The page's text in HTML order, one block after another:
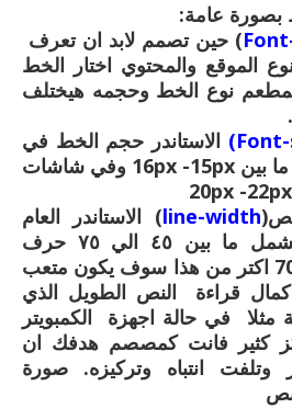
بصورة عامة:
) حين تصمم لابد ان تعرف
الموقع والمحتوي اختار الخط
نوع الخط وحجمه هيختلف
الاستاندر حجم الخط في
شاشات الهواتف يكون ما بين 16px -15px وفي شاشات
line-width) الاستاندر العام
لعرض سطر النص يشمل ما بين ٤٥ الي ٧٥ حرف
بالمسافات او من40- 70 اكتر من هذا سوف يكون متعب
قراءة النص الطويل الذي
مثلا في حالة اجهزة الكمبويتر
كثير فانت كمصصم هدفك ان
انتباه وتركيزه. صورة